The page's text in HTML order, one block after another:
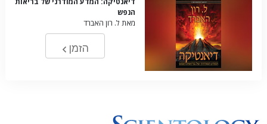
הנפש
מאת ל. רון האברד
הזמן